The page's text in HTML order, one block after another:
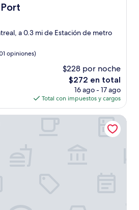
a 0.3 mi de Estación de metro
opiniones)
$228 por noche
El
precio
actual
es
de
$272 en total
16 ago - 17 ago
Total con impuestos y cargos